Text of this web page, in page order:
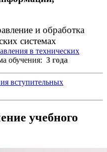
и обработка
системах
в технических
обучения: 3 года
вступительных
учебного